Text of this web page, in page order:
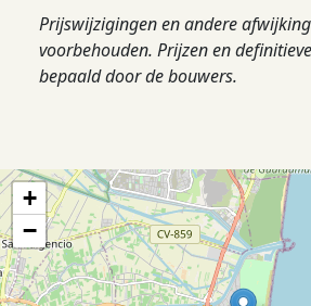
Prijswijzigingen en andere
voorbehouden. Prijzen en
bepaald door de bouwers.
+
−